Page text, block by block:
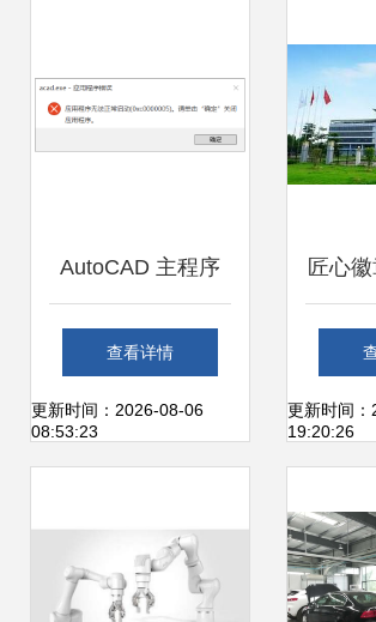
AutoCAD 主程序
acad.exe 运行错误
提示 0xc0000005
查看详情
更新时间：2026-08-06
08:53:23
匠心
金属
更新时间
19:20:26